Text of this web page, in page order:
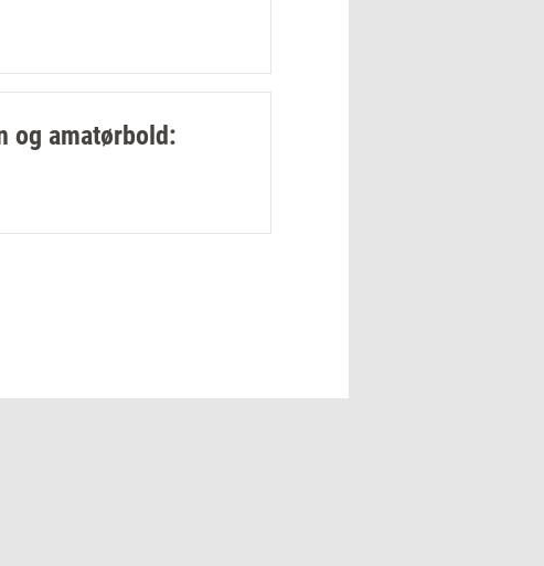
og amatørbold: